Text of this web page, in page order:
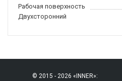
Рабочая поверхность
Двухсторонний
© 2015 - 2026 «INNER»: